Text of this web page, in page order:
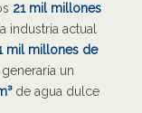
21 mil millones
industria actual
mil millones de
un
de agua dulce